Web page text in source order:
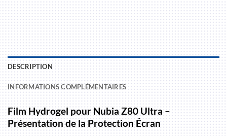
DESCRIPTION
INFORMATIONS COMPLÉMENTAIRES
Film Hydrogel pour Nubia Z80 Ultra –
Présentation de la Protection Écran